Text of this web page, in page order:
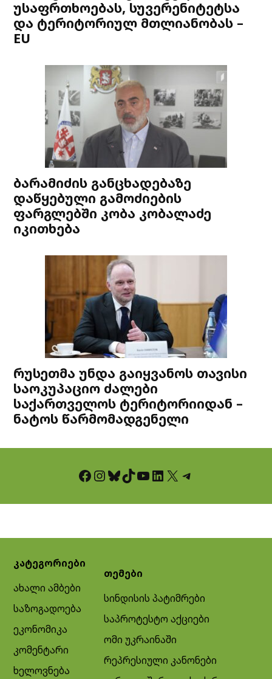
უსაფრთხოებას, სუვერენიტეტსა
და ტერიტორიულ მთლიანობას –
EU
ბარამიძის განცხადებაზე
დაწყებული გამოძიების
ფარგლებში კობა კობალაძე
იკითხება
რუსეთმა უნდა გაიყვანოს თავისი
საოკუპაციო ძალები
საქართველოს ტერიტორიიდან –
ნატოს წარმომადგენელი
Facebook InstagramBluesky TikTok YouTube LinkedIn X Telegram
კატეგორიები
ახალი ამბები
საზოგადოება
ეკონომიკა
კომენტარი
ხელოვნება
თემები
სინდისის პატიმრები
საპროტესტო აქციები
ომი უკრაინაში
რეპრესიული კანონები